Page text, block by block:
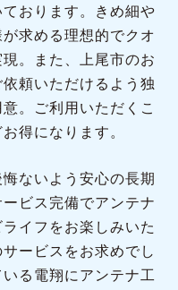
おります。きめ細や
求める理想的でクオ
。また、上尾市のお
頼いただけるよう独
。ご利用いただくこ
得になります。
ないよう安心の長期
ビス完備でアンテナ
イフをお楽しみいた
ービスをお求めでし
る電翔にアンテナ工